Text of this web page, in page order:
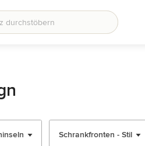
Schrankfronten - Stil